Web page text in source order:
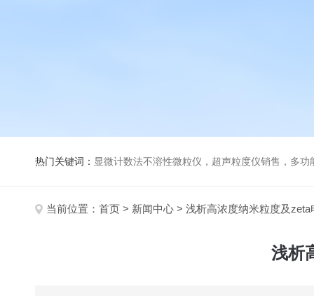
热门关键词： 显微计数法不溶性微粒仪，超声粒度仪销售，多功能超声粒度分析仪，粒度及
当前位置： 首页 > 新闻中心 > 浅析高浓度纳米粒度及
浅析